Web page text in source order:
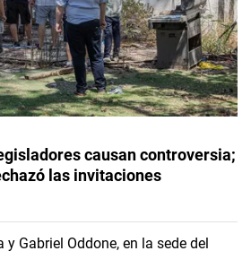
causan controversia;
las invitaciones